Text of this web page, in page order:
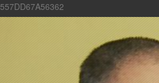
557DD67A56362